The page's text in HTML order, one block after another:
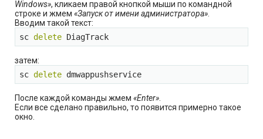
Windows», кликаем правой кнопкой мыши по командной
строке и жмем «Запуск от имени администратора»
Вводим такой текст:
sc delete DiagTrack
затем:
sc delete dmwappushservice
После каждой команды жмем «Enter»
Если все сделано правильно, то появится примерно такое
окно.